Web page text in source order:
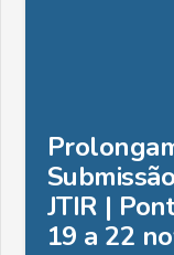
JTIR |
19 a 22